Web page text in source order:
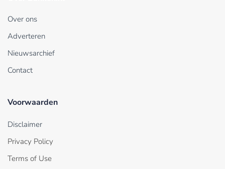
Over ons
Adverteren
Nieuwsarchief
Contact
Voorwaarden
Disclaimer
Privacy Policy
Terms of Use